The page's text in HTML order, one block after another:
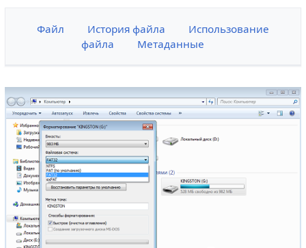
Файл История файла
Использование
файла
Метаданные